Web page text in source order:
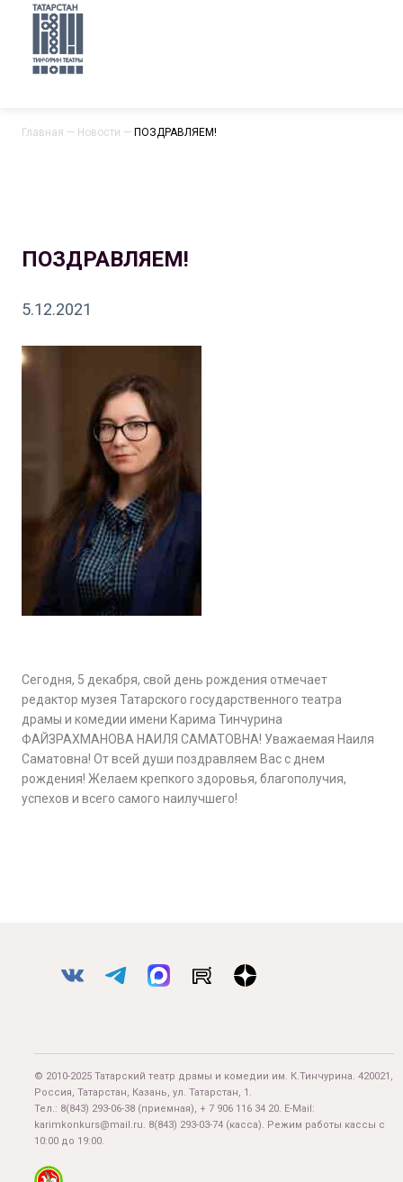
Главная — Новости — ПОЗДРАВЛЯЕМ!
ПОЗДРАВЛЯЕМ!
5.12.2021
Сегодня, 5 декабря, свой день рождения отмечает
редактор музея Татарского государственного театра
драмы и комедии имени Карима Тинчурина
ФАЙЗРАХМАНОВА НАИЛЯ САМАТОВНА! Уважаемая Наиля
Саматовна! От всей души поздравляем Вас с днем
рождения! Желаем крепкого здоровья, благополучия,
успехов и всего самого наилучшего!
© 2010-2025 Татарский театр драмы и комедии им. К.Тинчурина. 420021,
Россия, Татарстан, Казань, ул. Татарстан, 1.
Тел.: 8(843) 293-06-38 (приемная), + 7 906 116 34 20. E-Mail:
karimkonkurs@mail.ru. 8(843) 293-03-74 (касса). Режим работы кассы с
10:00 до 19:00.